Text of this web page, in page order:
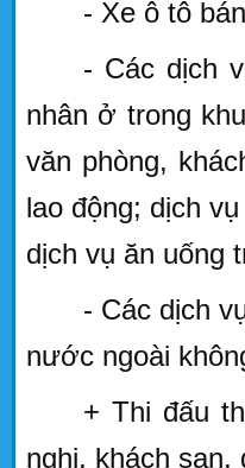
- Xe ô tô
- Các dịch
nhân ở trong
văn phòng,
lao động; dịch
dịch vụ ăn uống
- Các dịch
nước ngoài
+ Thi đấu
nghị, khách sạn,